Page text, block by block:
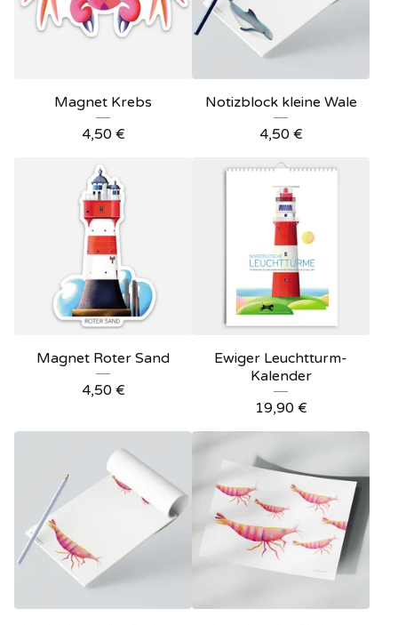
Magnet Krebs
4,50 €
Notizblock kleine Wale
4,50 €
Magnet Roter Sand
4,50 €
Ewiger Leuchtturm-
Kalender
19,90 €